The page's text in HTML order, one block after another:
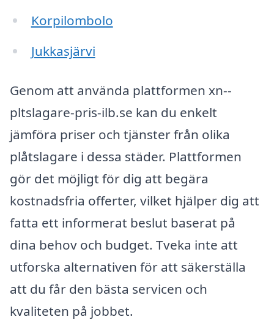
Korpilombolo
Jukkasjärvi
Genom att använda plattformen xn--
pltslagare-pris-ilb.se kan du enkelt
jämföra priser och tjänster från olika
plåtslagare i dessa städer. Plattformen
gör det möjligt för dig att begära
kostnadsfria offerter, vilket hjälper dig att
fatta ett informerat beslut baserat på
dina behov och budget. Tveka inte att
utforska alternativen för att säkerställa
att du får den bästa servicen och
kvaliteten på jobbet.